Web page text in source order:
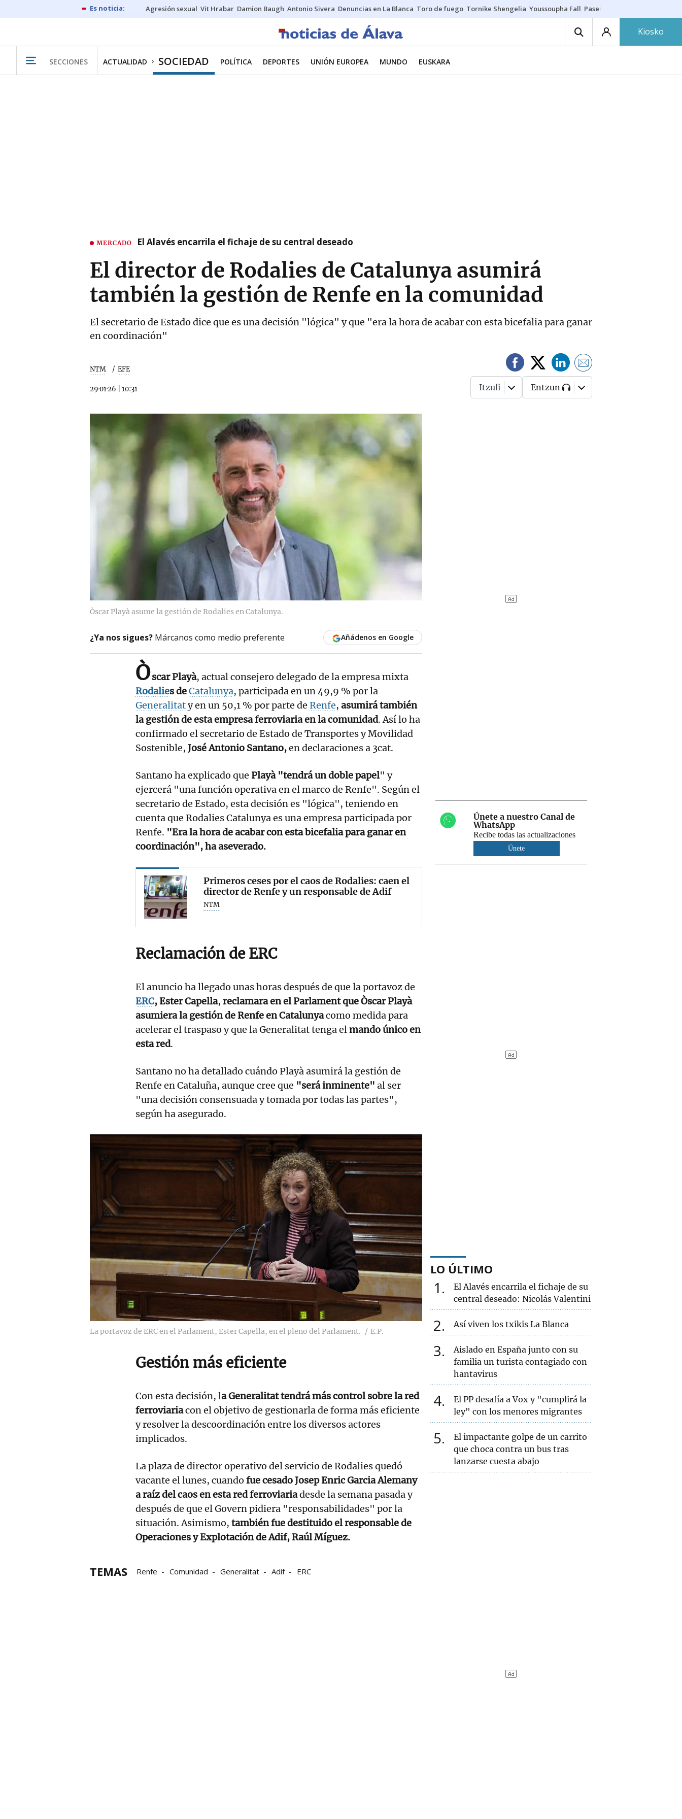
Agresión sexual Vit Hrabar Damion Baugh Antonio Sivera Denuncias en La Blanca Toro de fuego Tornike Shengelia Youssoupha Fall Paseíllo único
Kiosko
SECCIONES ACTUALIDAD SOCIEDAD POLÍTICA DEPORTES UNIÓN EUROPEA MUNDO EUSKARA
MERCADO El Alavés encarrila el fichaje de su central deseado
El director de Rodalies de Catalunya asumirá
también la gestión de Renfe en la comunidad
El secretario de Estado dice que es una decisión "lógica" y que "era la hora de acabar con esta bicefalia para ganar
en coordinación"
NTM EFE
29·01·26 10:31 Itzuli Entzun
Òscar Playà asume la gestión de Rodalies en Catalunya.
¿Ya nos sigues? Márcanos como medio preferente Añádenos en Google
Òscar Playà, actual consejero delegado de la empresa mixta
Rodalies deCatalunya, participada en un 49,9 % por la
Generalitaty en un 50,1 % por parte de Renfe, asumirá también
la gestión de esta empresa ferroviaria en la comunidad. Así lo ha
confirmado el secretario de Estado de Transportes y Movilidad
Sostenible, José Antonio Santano,en declaraciones a 3cat.
Santano ha explicado que Playà "tendrá un doble papel" y
ejercerá "una función operativa en el marco de Renfe". Según el
secretario de Estado, esta decisión es "lógica", teniendo en
cuenta que Rodalies Catalunya es una empresa participada por
Renfe. "Era la hora de acabar con esta bicefalia para ganar en
coordinación", ha aseverado.
Primeros ceses por el caos de Rodalies: caen el
director de Renfe y un responsable de Adif
NTM
Reclamación de ERC
El anuncio ha llegado unas horas después de que la portavoz de
ERC, Ester Capella, reclamara en el Parlament que Òscar Playà
asumiera la gestión de Renfe en Catalunyacomo medida para
acelerar el traspaso y que la Generalitat tenga elmando único en
esta red.
Santano no ha detallado cuándo Playà asumirá la gestión de
Renfe en Cataluña, aunque cree que "será inminente" al ser
"una decisión consensuada y tomada por todas las partes",
según ha asegurado.
La portavoz de ERC en el Parlament, Ester Capella, en el pleno del Parlament. E.P.
Gestión más eficiente
Con esta decisión, la Generalitat tendrá más control sobre la red
ferroviariacon el objetivo de gestionarla de forma más eficiente
y resolver la descoordinación entre los diversos actores
implicados.
La plaza de director operativo del servicio de Rodalies quedó
vacante el lunes, cuando fue cesado Josep Enric Garcia Alemany
a raíz del caos en esta red ferroviariadesde la semana pasada y
después de que el Govern pidiera "responsabilidades" por la
situación. Asimismo, también fue destituido el responsable de
Operaciones y Explotación de Adif, Raúl Míguez.
TEMAS Renfe Comunidad Generalitat Adif ERC
Únete a nuestro Canal de
WhatsApp
Recibe todas las actualizaciones
Únete
LO ÚLTIMO
1
El Alavés encarrila el fichaje de su
central deseado: Nicolás Valentini
2 Así viven los txikis La Blanca
3
Aislado en España junto con su
familia un turista contagiado con
hantavirus
4
El PP desafía a Vox y "cumplirá la
ley" con los menores migrantes
5
El impactante golpe de un carrito
que choca contra un bus tras
lanzarse cuesta abajo